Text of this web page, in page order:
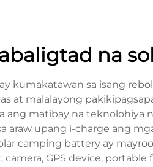
na
kumakatawan sa isang
at malalayong
ang matibay na
araw upang i-charge ang
camping battery ay
GPS device,